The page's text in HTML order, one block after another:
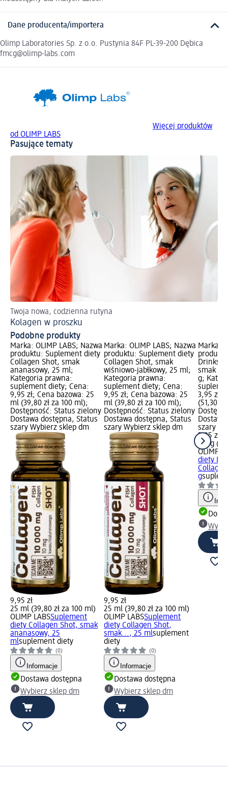
Dane producenta/importera
Olimp Laboratories Sp. z o.o. Pustynia 84F PL-39-200 Dębica
fmcg@olimp-labs.com
Więcej produktów
od OLIMP LABS
Pasujące tematy
Twoja nowa, codzienna rutyna
Kolagen w proszku
Podobne produkty
Marka: OLIMP LABS; Nazwa
produktu: Suplement diety
Collagen Shot, smak
ananasowy, 25 ml;
Kategoria prawna:
suplement diety; Cena:
9,95 zł; Cena bazowa: 25
ml (39,80 zł za 100 ml);
Dostępność: Status zielony
Dostawa dostępna, Status
szary Wybierz sklep dm
9,95 zł
25 ml (39,80 zł za 100 ml)
OLIMP LABSSuplement
diety Collagen Shot, smak
ananasowy, 25
mlsuplement diety
(0)
Informacje
Dostawa dostępna
Wybierz sklep dm
Marka: OLIMP LABS; Nazwa
produktu: Suplement diety
Collagen Shot, smak
wiśniowo-jabłkowy, 25 ml;
Kategoria prawna:
suplement diety; Cena:
9,95 zł; Cena bazowa: 25
ml (39,80 zł za 100 ml);
Dostępność: Status zielony
Dostawa dostępna, Status
szary Wybierz sklep dm
9,95 zł
25 ml (39,80 zł za 100 ml)
OLIMP LABSSuplement
diety Collagen Shot,
smak..., 25 mlsuplement
diety
(0)
Informacje
Dostawa dostępna
Wybierz sklep dm
Marka:
Drinks
smak
g;
3,95 zł;
(51,30
szary
3,95 zł
7,7 g
OLIMP
diety
g